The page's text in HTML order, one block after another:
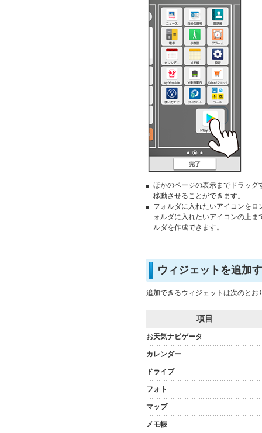
ほかのページの表示までドラッグ
移動させることができます。
フォルダに入れたいアイコンをロ
ォルダに入れたいアイコンの上ま
ルダを作成できます。
ウィジェットを追加
追加できるウィジェットは次のとお
項目
お天気ナビゲータ
カレンダー
ドライブ
フォト
マップ
メモ帳